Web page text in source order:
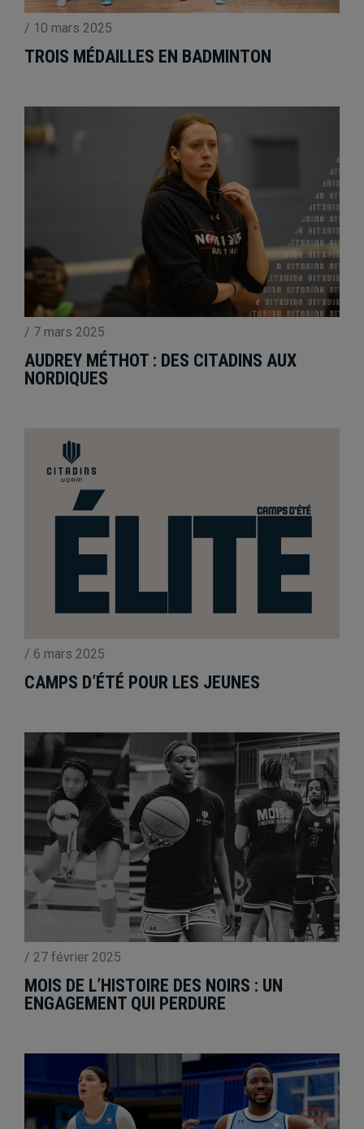
/ 10 mars 2025
TROIS MÉDAILLES EN BADMINTON
/ 7 mars 2025
AUDREY MÉTHOT : DES CITADINS AUX
NORDIQUES
/ 6 mars 2025
CAMPS D’ÉTÉ POUR LES JEUNES
/ 27 février 2025
MOIS DE L’HISTOIRE DES NOIRS : UN
ENGAGEMENT QUI PERDURE